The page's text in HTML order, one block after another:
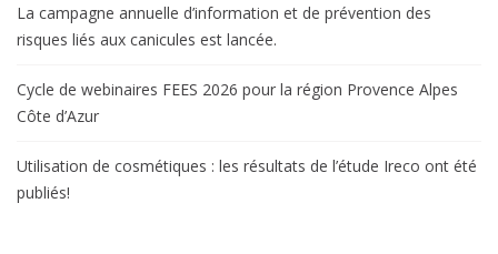
La campagne annuelle d’information et de prévention des
risques liés aux canicules est lancée.
Cycle de webinaires FEES 2026 pour la région Provence Alpes
Côte d’Azur
Utilisation de cosmétiques : les résultats de l’étude Ireco ont été
publiés!